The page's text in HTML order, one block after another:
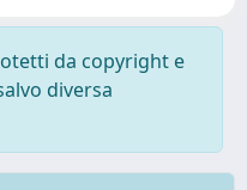
da copyright e
diversa